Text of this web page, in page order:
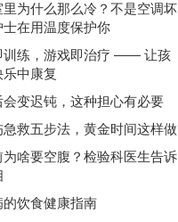
里为什么那么冷？不是空调坏
士在用温度保护你
训练，游戏即治疗 —— 让孩
中康复
会变迟钝，这种担心有必要
急救五步法，黄金时间这样做
为啥要空腹？检验科医生告诉
的饮食健康指南